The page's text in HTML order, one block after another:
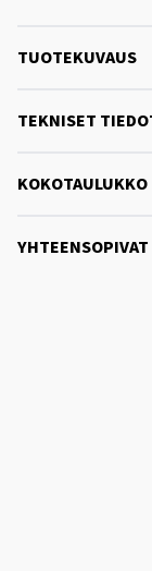
TUOTEKUVAUS
TEKNISET
KOKOTAULUKKO